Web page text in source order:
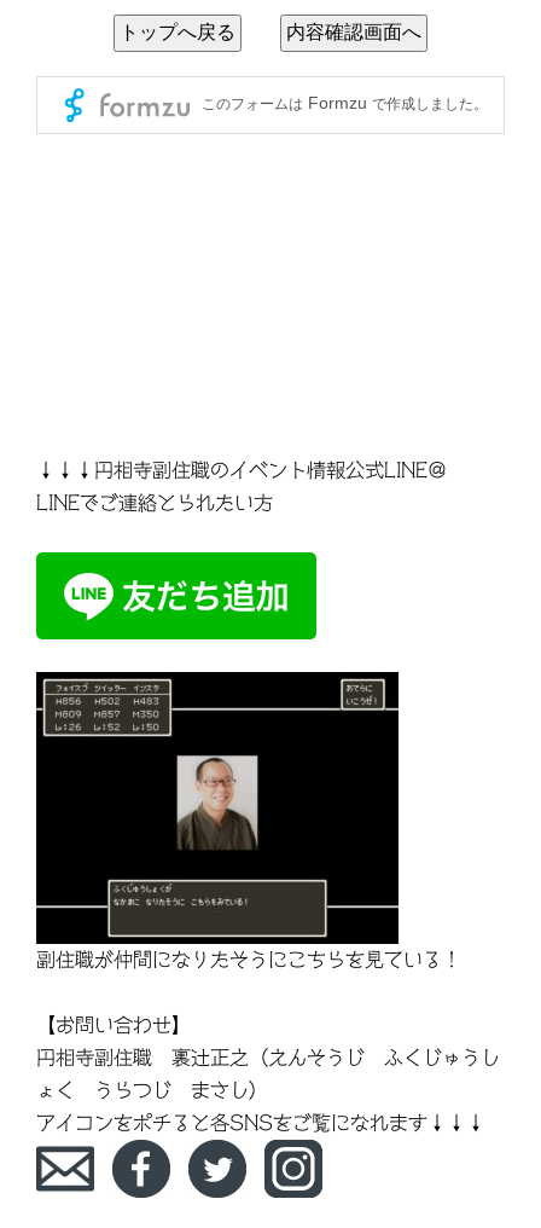
↓↓↓円相寺副住職のイベント情報公式LINE＠
LINEでご連絡とられたい方
副住職が仲間になりたそうにこちらを見ている！
【お問い合わせ】
円相寺副住職 裏辻正之（えんそうじ ふくじゅうし
ょく うらつじ まさし）
アイコンをポチると各SNSをご覧になれます↓↓↓